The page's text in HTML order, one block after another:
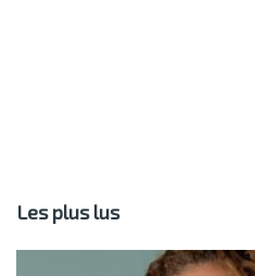
Les plus lus